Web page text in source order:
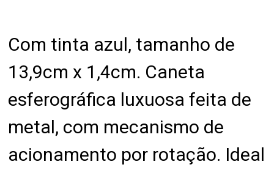
Com tinta azul, tamanho de
13,9cm x 1,4cm. Caneta
esferográfica luxuosa feita de
metal, com mecanismo de
acionamento por rotação. Ideal